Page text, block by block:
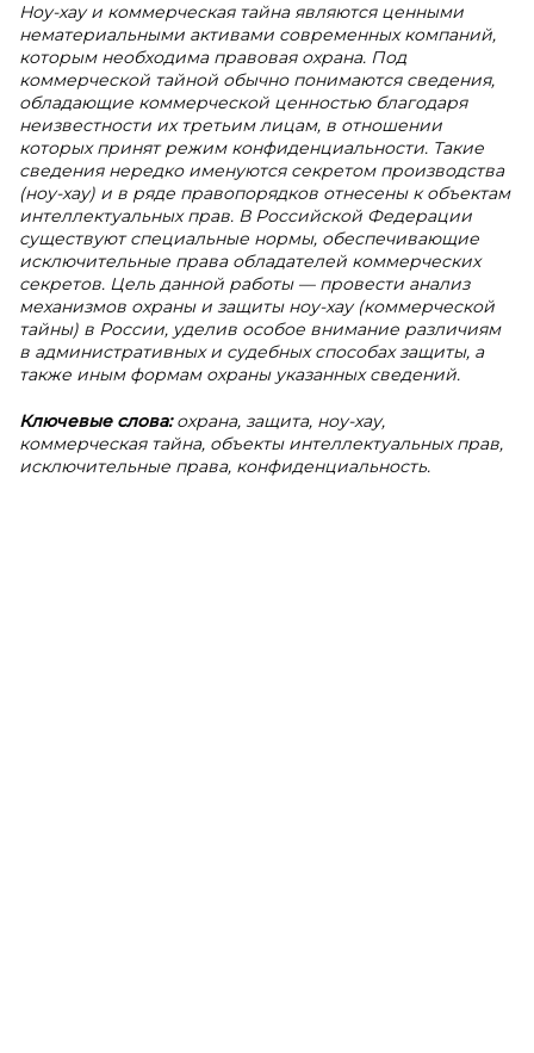
Ноу-хау и коммерческая тайна являются ценными
нематериальными активами современных компаний,
которым необходима правовая охрана. Под
коммерческой тайной обычно понимаются сведения,
обладающие коммерческой ценностью благодаря
неизвестности их третьим лицам, в отношении
которых принят режим конфиденциальности. Такие
сведения нередко именуются секретом производства
(ноу-хау) и в ряде правопорядков отнесены к объектам
интеллектуальных прав. В Российской Федерации
существуют специальные нормы, обеспечивающие
исключительные права обладателей коммерческих
секретов. Цель данной работы — провести анализ
механизмов охраны и защиты ноу-хау (коммерческой
тайны) в России, уделив особое внимание различиям
в административных и судебных способах защиты, а
также иным формам охраны указанных сведений.
Ключевые слова:охрана, защита, ноу-хау,
коммерческая тайна, объекты интеллектуальных прав,
исключительные права, конфиденциальность.